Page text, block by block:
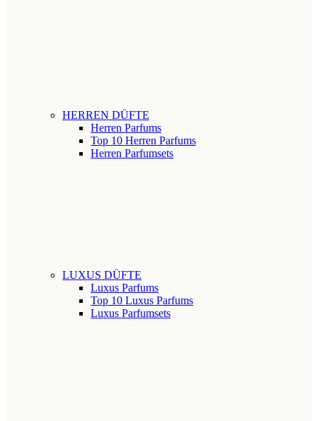
HERREN DÜFTE
Herren Parfums
Top 10 Herren Parfums
Herren Parfumsets
LUXUS DÜFTE
Luxus Parfums
Top 10 Luxus Parfums
Luxus Parfumsets